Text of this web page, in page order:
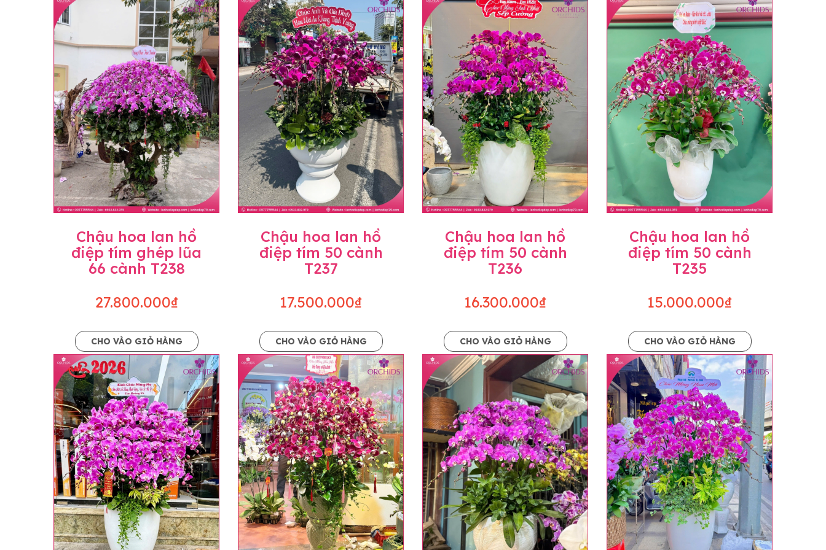
loại hoa và phụ kiện thay thế, vẫn giữ nguyên mức giá không thay đổi. Trường hợp không đủ thời gian hoặc không liên lạc được với người
đặt, chúng tôi sẽ chủ động thay thế loại hoa lan khác có ý nghĩa và màu sắc gần giống với mẫu đã chọn.
Lưu ý về giá niêm yết
• Giá trên website chưa bao gồm thuế giá trị gia tăng (thuế VAT), mức thuế được áp dụng theo quy định hiện hành.
• Giá trên được miễn ship giao trong nội thành, miễn phí in thiệp - banner theo yêu cầu khách hàng.
• Beautiful Orchids liên kết với các cửa hàng trên toàn quốc để phục vụ giao hoa tận nơi, mỗi khu vực sẽ có mức giá khác nhau (tùy vào chi phí
mặt bằng, nguyên vật liệu,..) nên giá có thể sẽ thay đổi so với giá niêm yết trên website. Khách hàng ở Tỉnh thành khác vui lòng chủ động hỏi lại
giá trước khi đặt hàng, shop sẽ chủ động báo giá chính xác khi có địa chỉ giao hàng cụ thể.
Chậu hoa lan hồ
điệp tím ghép lũa
66 cành T238
27.800.000₫
CHO VÀO GIỎ HÀNG
Chậu hoa lan hồ
điệp tím 50 cành
T237
17.500.000₫
CHO VÀO GIỎ HÀNG
Chậu hoa lan hồ
điệp tím 50 cành
T236
16.300.000₫
CHO VÀO GIỎ HÀNG
Chậu hoa lan hồ
điệp tím 50 cành
T235
15.000.000₫
CHO VÀO GIỎ HÀNG